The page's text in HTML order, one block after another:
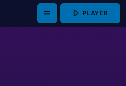
menu play_arrow PLAYER